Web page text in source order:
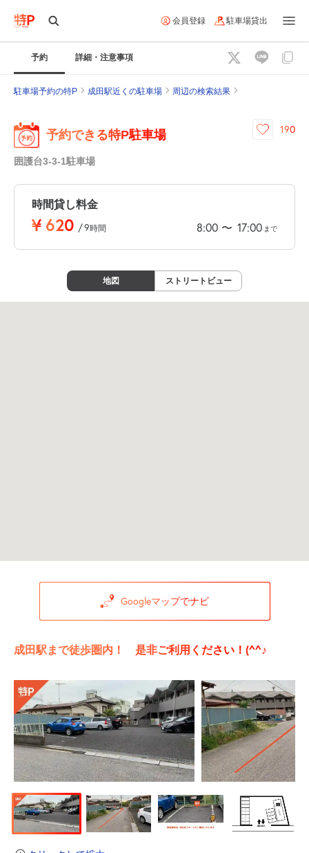
会員登録 駐車場貸出
予約 詳細・注意事項
駐車場予約の特P 成田駅近くの駐車場 周辺の検索結果
予約できる特P駐車場
囲護台3-3-1駐車場
190
時間貸し料金
¥ 620 /9時間 8:00 〜 17:00 まで
地図 ストリートビュー
Googleマップでナビ
成田駅まで徒歩圏内！ 是非ご利用ください！(^^♪